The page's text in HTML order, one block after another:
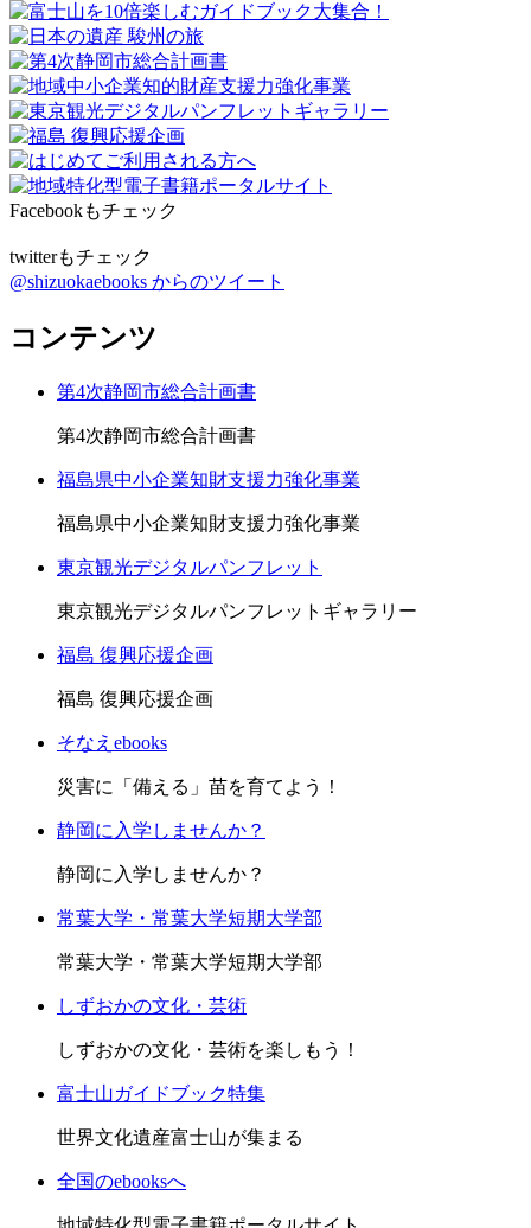
Facebookもチェック
twitterもチェック
@shizuokaebooks からのツイート
コンテンツ
第4次静岡市総合計画書
第4次静岡市総合計画書
福島県中小企業知財支援力強化事業
福島県中小企業知財支援力強化事業
東京観光デジタルパンフレット
東京観光デジタルパンフレットギャラリー
福島 復興応援企画
福島 復興応援企画
そなえebooks
災害に「備える」苗を育てよう！
静岡に入学しませんか？
静岡に入学しませんか？
常葉大学・常葉大学短期大学部
常葉大学・常葉大学短期大学部
しずおかの文化・芸術
しずおかの文化・芸術を楽しもう！
富士山ガイドブック特集
世界文化遺産富士山が集まる
全国のebooksへ